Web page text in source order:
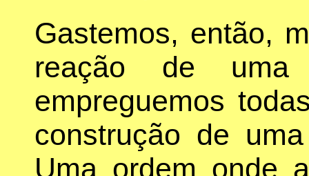
Gastemos, então,
reação de
empreguemos
construção de
Uma ordem onde